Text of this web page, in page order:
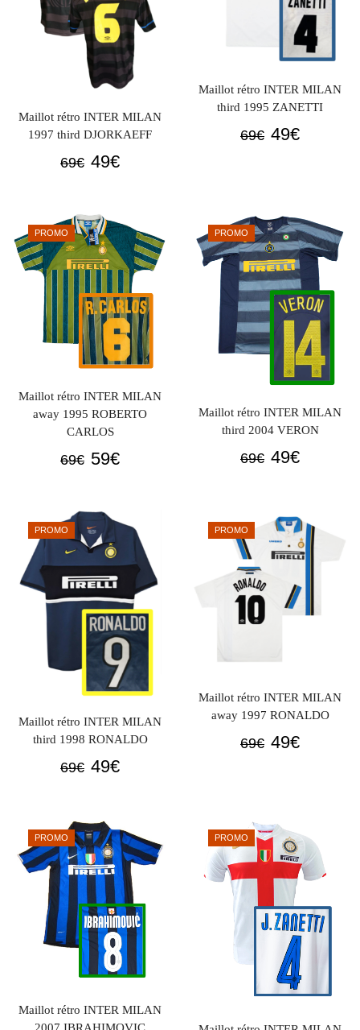
Maillot rétro INTER MILAN
1997 third DJORKAEFF
69€ Le
était :
69€.
49€Le
est :
49€.
Maillot rétro INTER MILAN
third 1995 ZANETTI
69€ Le
69€.
49€Le
49€.
PROMO
Maillot rétro INTER MILAN
away 1995 ROBERTO
CARLOS
69€ Le
était :
69€.
59€Le
est :
59€.
PROMO
Maillot rétro INTER MILAN
third 2004 VERON
69€ Le
était :
69€.
49€Le
est :
49€.
PROMO
Maillot rétro INTER MILAN
third 1998 RONALDO
69€ Le
était :
69€.
49€Le
est :
49€.
PROMO
Maillot rétro INTER MILAN
away 1997 RONALDO
69€ Le
69€.
49€Le
PROMO
Maillot rétro INTER MILAN
PROMO